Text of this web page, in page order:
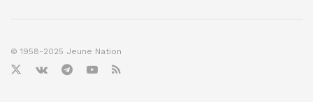
© 1958-2025 Jeune Nation